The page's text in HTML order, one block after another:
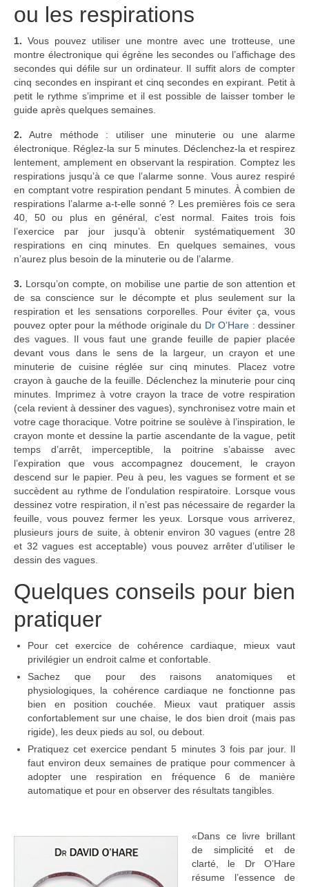
ou les respirations
1. Vous pouvez utiliser une montre avec une trotteuse, une
montre électronique qui égrène les secondes ou l’affichage des
secondes qui défile sur un ordinateur. Il suffit alors de compter
cinq secondes en inspirant et cinq secondes en expirant. Petit à
petit le rythme s’imprime et il est possible de laisser tomber le
guide après quelques semaines.
2.Autre méthode : utiliser une minuterie ou une alarme
électronique. Réglez-la sur 5 minutes. Déclenchez-la et respirez
lentement, amplement en observant la respiration. Comptez les
respirations jusqu’à ce que l’alarme sonne. Vous aurez respiré
en comptant votre respiration pendant 5 minutes. À combien de
respirations l’alarme a-t-elle sonné ? Les premières fois ce sera
40, 50 ou plus en général, c’est normal. Faites trois fois
l’exercice par jour jusqu’à obtenir systématiquement 30
respirations en cinq minutes. En quelques semaines, vous
n’aurez plus besoin de la minuterie ou de l’alarme.
3. Lorsqu’on compte, on mobilise une partie de son attention et
de sa conscience sur le décompte et plus seulement sur la
respiration et les sensations corporelles. Pour éviter ça, vous
pouvez opter pour la méthode originale du Dr O’Hare : dessiner
des vagues. Il vous faut une grande feuille de papier placée
devant vous dans le sens de la largeur, un crayon et une
minuterie de cuisine réglée sur cinq minutes. Placez votre
crayon à gauche de la feuille. Déclenchez la minuterie pour cinq
minutes. Imprimez à votre crayon la trace de votre respiration
(cela revient à dessiner des vagues), synchronisez votre main et
votre cage thoracique. Votre poitrine se soulève à l’inspiration, le
crayon monte et dessine la partie ascendante de la vague, petit
temps d’arrêt, imperceptible, la poitrine s’abaisse avec
l’expiration que vous accompagnez doucement, le crayon
descend sur le papier. Peu à peu, les vagues se forment et se
succèdent au rythme de l’ondulation respiratoire. Lorsque vous
dessinez votre respiration, il n’est pas nécessaire de regarder la
feuille, vous pouvez fermer les yeux. Lorsque vous arriverez,
plusieurs jours de suite, à obtenir environ 30 vagues (entre 28
et 32 vagues est acceptable) vous pouvez arrêter d’utiliser le
dessin des vagues.
Quelques conseils pour bien
pratiquer
Pour cet exercice de cohérence cardiaque, mieux vaut
privilégier un endroit calme et confortable.
Sachez que pour des raisons anatomiques et
physiologiques, la cohérence cardiaque ne fonctionne pas
bien en position couchée. Mieux vaut pratiquer assis
confortablement sur une chaise, le dos bien droit (mais pas
rigide), les deux pieds au sol, ou debout.
Pratiquez cet exercice pendant 5 minutes 3 fois par jour. Il
faut environ deux semaines de pratique pour commencer à
adopter une respiration en fréquence 6 de manière
automatique et pour en observer des résultats tangibles.
«Dans ce livre brillant
de simplicité et de
clarté, le Dr O’Hare
résume l’essence de